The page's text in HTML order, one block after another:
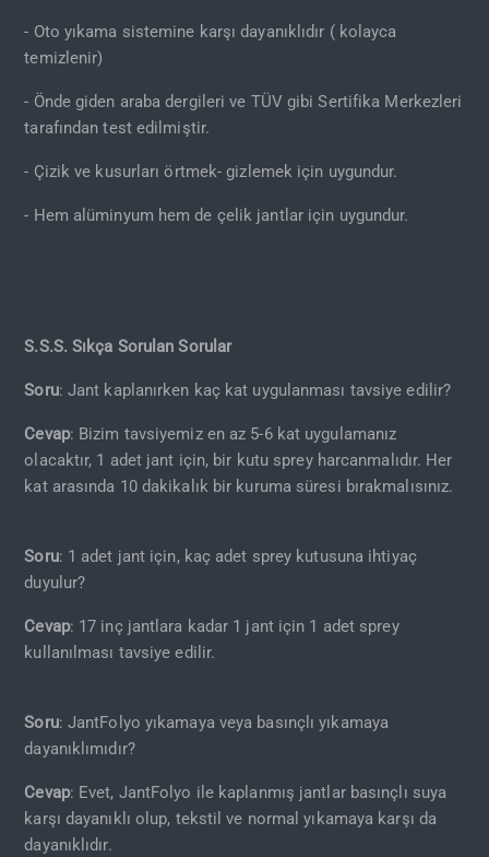
- Oto yıkama sistemine karşı dayanıklıdır ( kolayca
temizlenir)
- Önde giden araba dergileri ve TÜV gibi Sertifika Merkezleri
tarafından test edilmiştir.
- Çizik ve kusurları örtmek- gizlemek için uygundur.
- Hem alüminyum hem de çelik jantlar için uygundur.
S.S.S. Sıkça Sorulan Sorular
Soru: Jant kaplanırken kaç kat uygulanması tavsiye edilir?
Cevap: Bizim tavsiyemiz en az 5-6 kat uygulamanız
olacaktır, 1 adet jant için, bir kutu sprey harcanmalıdır. Her
kat arasında 10 dakikalık bir kuruma süresi bırakmalısınız.
Soru: 1 adet jant için, kaç adet sprey kutusuna ihtiyaç
duyulur?
Cevap: 17 inç jantlara kadar 1 jant için 1 adet sprey
kullanılması tavsiye edilir.
Soru: JantFolyo yıkamaya veya basınçlı yıkamaya
dayanıklımıdır?
Cevap: Evet, JantFolyo ile kaplanmış jantlar basınçlı suya
karşı dayanıklı olup, tekstil ve normal yıkamaya karşı da
dayanıklıdır.